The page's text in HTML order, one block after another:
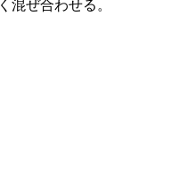
ぜ合わせる。